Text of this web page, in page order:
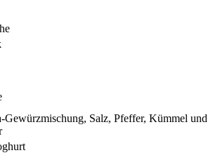
Gewürzmischung, Salz, Pfeffer, Kümmel und